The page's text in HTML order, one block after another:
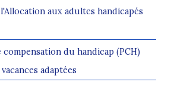
aux adultes handicapés
du handicap (PCH)
adaptées